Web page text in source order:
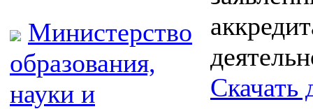
Министерство
образования,
науки и
Скачать